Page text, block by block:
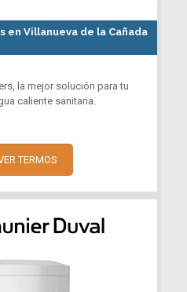
Villanueva de la Cañada
la mejor solución para tu
caliente sanitaria.
TERMOS